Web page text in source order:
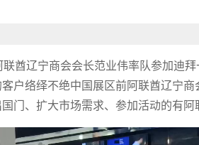
酋辽宁商会会长范业伟率队参加迪
户络绎不绝中国展区前阿联酋辽宁
门、扩大市场需求、参加活动的有